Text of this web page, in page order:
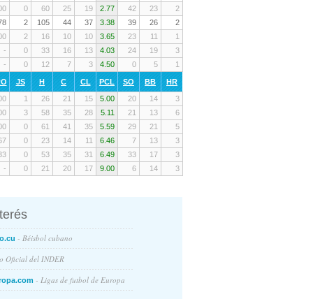
0 60 25 19 2.77 42 23
2
2 105 44 37 3.38 39 26
2
2 16 10 10 3.65 23 11
1
- 0 33 16 13 4.03 24 19
3
- 0 12 7 3 4.50 0 5 1
JS H C CL PCL SO BB
HR
1 26 21 15 5.00 20 14
3
3 58 35 28 5.11 21 13
6
0 61 41 35 5.59 29 21
5
0 23 14 11 6.46 7 13
3
0 53 35 31 6.49 33 17
3
- 0 21 20 17 9.00 6 14 3
- Béisbol cubano
Oficial del INDER
- Ligas de futbol de Europa